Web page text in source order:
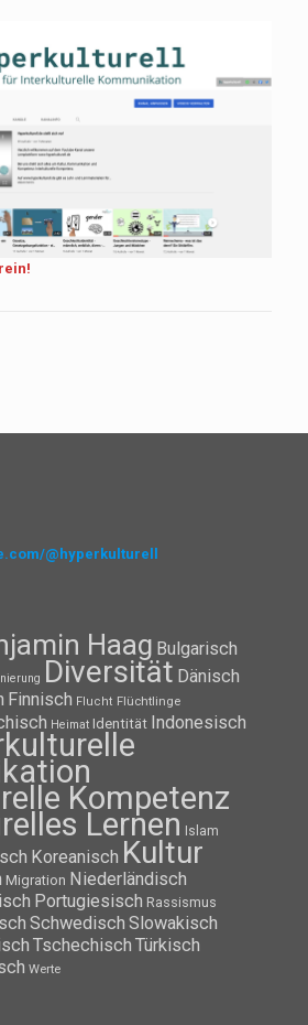
@hyperkulturell
Haag Bulgarisch
Diversität Dänisch
Finnisch Flucht Flüchtlinge
Heimat Identität Indonesisch
Kompetenz
Lernen Islam
Koreanisch Kultur
Migration Niederländisch
Portugiesisch Rassismus
Schwedisch Slowakisch
Tschechisch Türkisch
Werte